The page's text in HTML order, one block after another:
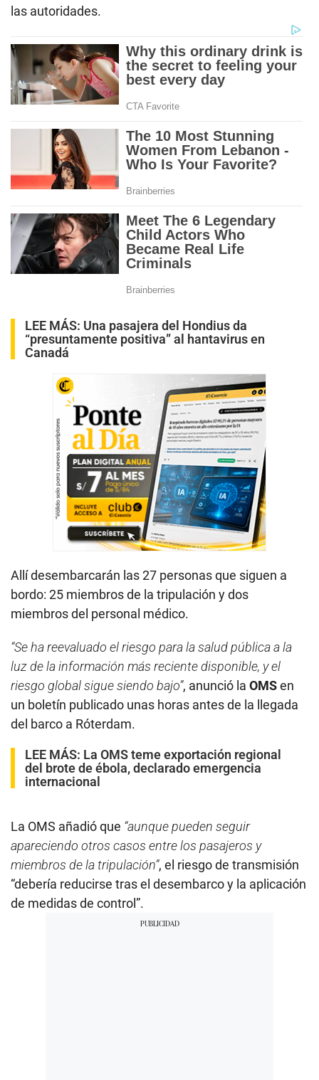
las autoridades.
LEE MÁS: Una pasajera del Hondius da
“presuntamente positiva” al hantavirus en
Canadá
Allí desembarcarán las 27 personas que siguen a
bordo: 25 miembros de la tripulación y dos
miembros del personal médico.
“Se ha reevaluado el riesgo para la salud pública a la
luz de la información más reciente disponible, y el
riesgo global sigue siendo bajo”, anunció la OMSen
un boletín publicado unas horas antes de la llegada
del barco a Róterdam.
LEE MÁS: La OMS teme exportación regional
del brote de ébola, declarado emergencia
internacional
La OMS añadió que “aunque pueden seguir
apareciendo otros casos entre los pasajeros y
miembros de la tripulación”, el riesgo de transmisión
“debería reducirse tras el desembarco y la aplicación
de medidas de control”.